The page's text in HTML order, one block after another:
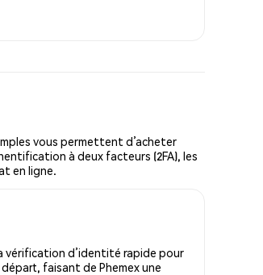
vous permettent d’acheter
à deux facteurs (2FA), les
en ligne.
vérification d’identité rapide pour
faisant de Phemex une